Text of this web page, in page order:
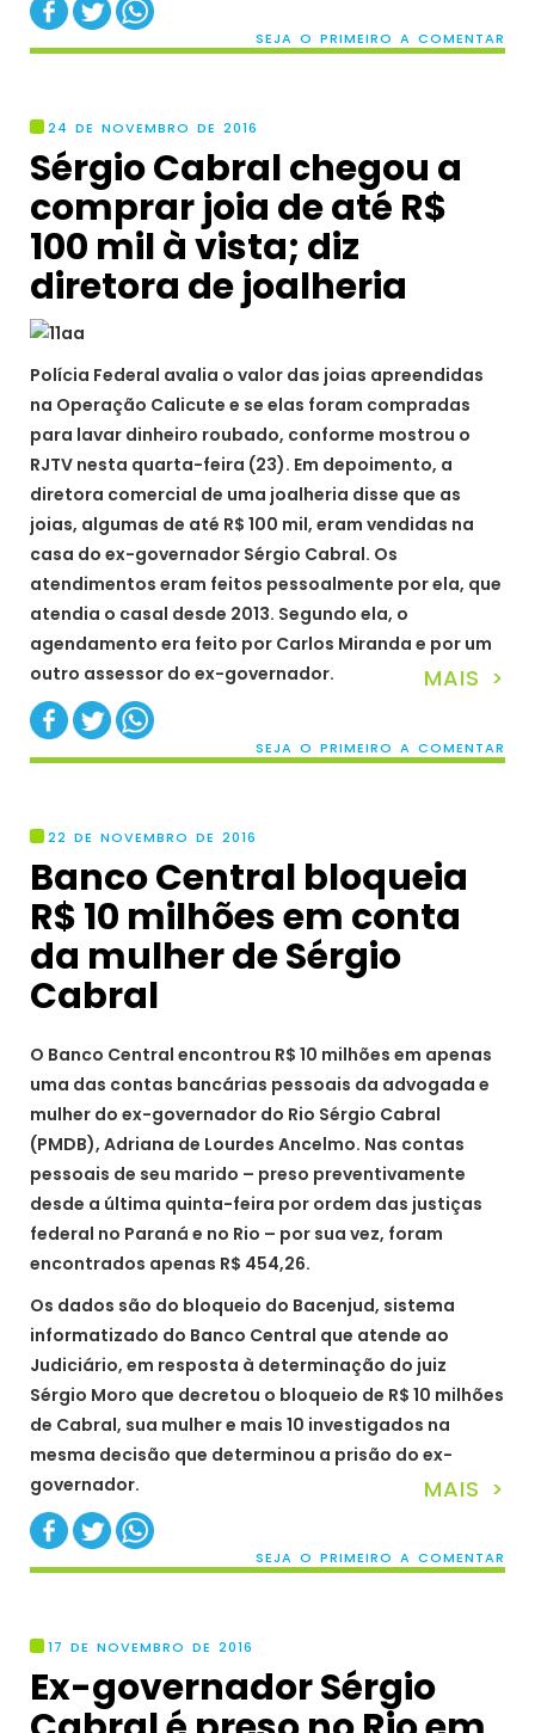
SEJA O PRIMEIRO A COMENTAR
24 DE NOVEMBRO DE 2016
Sérgio Cabral chegou a
comprar joia de até R$
100 mil à vista; diz
diretora de joalheria
Polícia Federal avalia o valor das joias apreendidas
na Operação Calicute e se elas foram compradas
para lavar dinheiro roubado, conforme mostrou o
RJTV nesta quarta-feira (23). Em depoimento, a
diretora comercial de uma joalheria disse que as
joias, algumas de até R$ 100 mil, eram vendidas na
casa do ex-governador Sérgio Cabral. Os
atendimentos eram feitos pessoalmente por ela, que
atendia o casal desde 2013. Segundo ela, o
agendamento era feito por Carlos Miranda e por um
outro assessor do ex-governador.
MAIS >
SEJA O PRIMEIRO A COMENTAR
22 DE NOVEMBRO DE 2016
Banco Central bloqueia
R$ 10 milhões em conta
da mulher de Sérgio
Cabral
O Banco Central encontrou R$ 10 milhões em apenas
uma das contas bancárias pessoais da advogada e
mulher do ex-governador do Rio Sérgio Cabral
(PMDB), Adriana de Lourdes Ancelmo. Nas contas
pessoais de seu marido – preso preventivamente
desde a última quinta-feira por ordem das justiças
federal no Paraná e no Rio – por sua vez, foram
encontrados apenas R$ 454,26.
Os dados são do bloqueio do Bacenjud, sistema
informatizado do Banco Central que atende ao
Judiciário, em resposta à determinação do juiz
Sérgio Moro que decretou o bloqueio de R$ 10 milhões
de Cabral, sua mulher e mais 10 investigados na
mesma decisão que determinou a prisão do ex-
governador.
MAIS >
SEJA O PRIMEIRO A COMENTAR
17 DE NOVEMBRO DE 2016
Ex-governador Sérgio